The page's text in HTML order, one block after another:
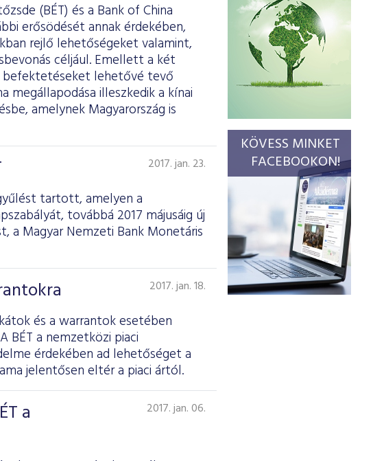
(BÉT) és a Bank of China
erősödését annak érdekében,
rejlő lehetőségeket valamint,
céljául. Emellett a két
befektetéseket lehetővé tevő
megállapodása illeszkedik a kínai
amelynek Magyarország is
2017. jan. 23.
tartott, amelyen a
továbbá 2017 májusáig új
a Magyar Nemzeti Bank Monetáris
2017. jan. 18.
és a warrantok esetében
a nemzetközi piaci
érdekében ad lehetőséget a
jelentősen eltér a piaci ártól.
a
2017. jan. 06.
KÖVESS MINKET
FACEBOOKON!